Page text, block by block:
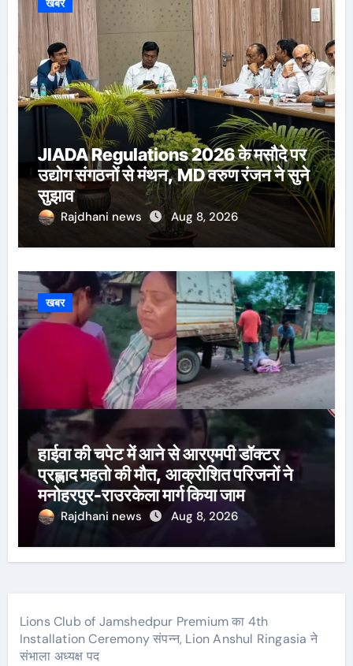
खबर
JIADA Regulations 2026 के मसौदे पर
उद्योग संगठनों से मंथन, MD वरुण रंजन ने सुने
सुझाव
Rajdhani news Aug 8, 2026
खबर
हाईवा की चपेट में आने से आरएमपी डॉक्टर
प्रह्लाद महतो की मौत, आक्रोशित परिजनों ने
मनोहरपुर-राउरकेला मार्ग किया जाम
Rajdhani news Aug 8, 2026
Lions Club of Jamshedpur Premium का 4th
Installation Ceremony संपन्न, Lion Anshul Ringasia ने
संभाला अध्यक्ष पद